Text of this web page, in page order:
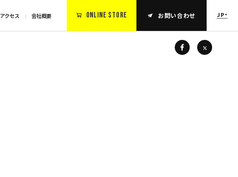
アクセス 会社概要 ONLINE STORE お問い合わせ JP